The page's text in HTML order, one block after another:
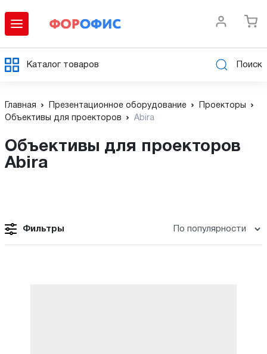
Каталог товаров Поиск
Главная Презентационное оборудование
Проекторы
Объективы для проекторов
Abira
Объективы для проекторов
Abira
Фильтры